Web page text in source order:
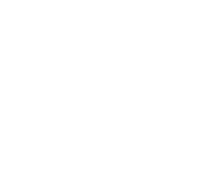
vybavení).
jídel)